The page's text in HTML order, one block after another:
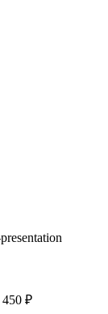
450 ₽